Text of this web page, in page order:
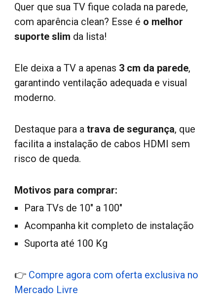
Quer que sua TV fique colada na parede,
com aparência clean? Esse é o melhor
suporte slim da lista!
Ele deixa a TV a apenas 3 cm da parede,
garantindo ventilação adequada e visual
moderno.
Destaque para atrava de segurança, que
facilita a instalação de cabos HDMI sem
risco de queda.
Motivos para comprar:
Para TVs de 10" a 100"
Acompanha kit completo de instalação
Suporta até 100 Kg
👉 Compre agora com oferta exclusiva no
Mercado Livre